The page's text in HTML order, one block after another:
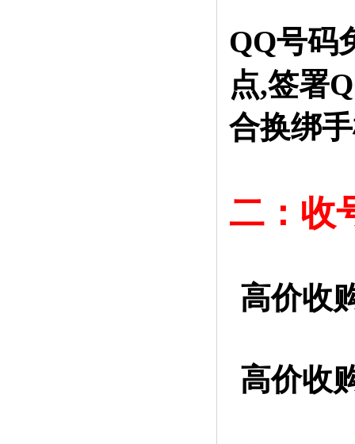
QQ号码
点,签署
合换绑
二：收
高价收
高价收